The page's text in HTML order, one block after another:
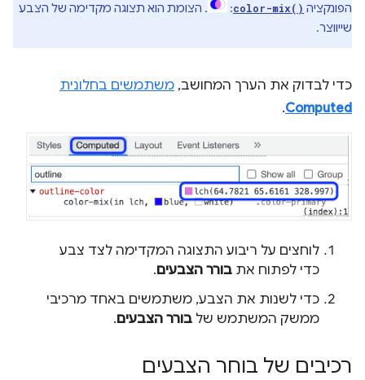
הפונקציה color-mix()
:
. הצומת הוא תצוגה מקדימה של הצבע
שייווצר.
כדי לבדוק את הערך המחושב, משתמשים בחלונית
Computed
.
לוחצים על ריבוע התצוגה המקדימה לצד צבע
כדי לפתוח את בורר הצבעים.
כדי לשנות את הצבע, משתמשים באחד מרכיבי
ממשק המשתמש של בורר הצבעים.
רכיבים של בוחר הצבעים